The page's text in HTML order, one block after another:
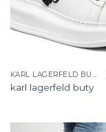
KARL LAGERFELD BUTY
karl lagerfeld buty